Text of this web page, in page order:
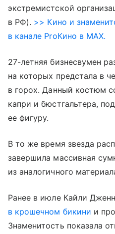
экстремистской
в РФ). >> Кино и
в канале ProКино в MAX.
27-летняя бизнесвумен
на которых предстала в
в горох. Данный костюм
капри и бюстгальтера,
ее фигуру.
В то же время звезда
завершила массивная
из аналогичного
Ранее в июле Кайли
в крошечном бикини и
Знаменитость показала